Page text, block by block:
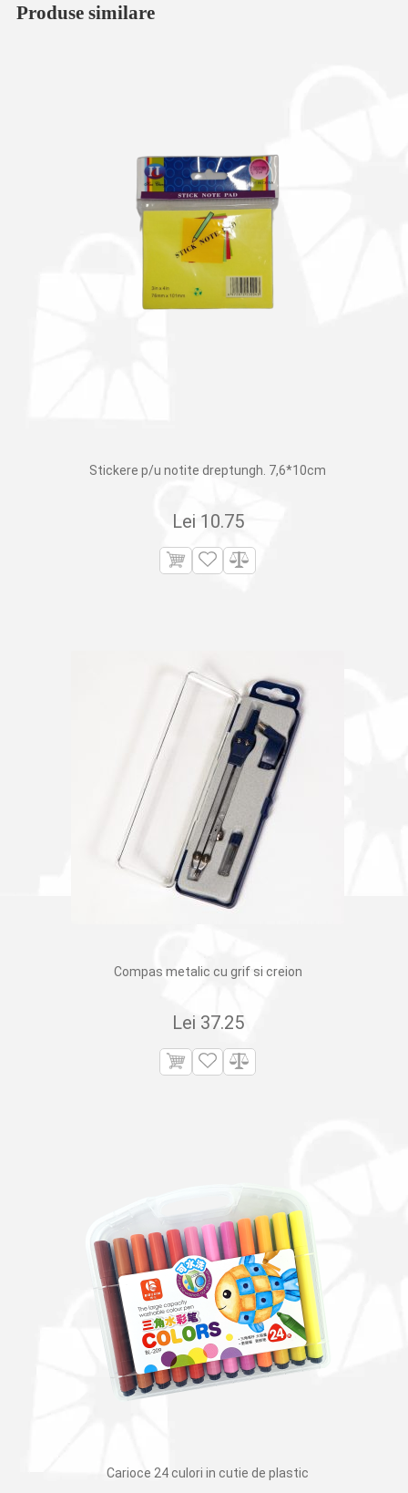
Produse similare
Stickere p/u notite dreptungh. 7,6*10сm
Lei 10.75
Compas metalic cu grif si creion
Lei 37.25
Carioce 24 culori in cutie de plastic